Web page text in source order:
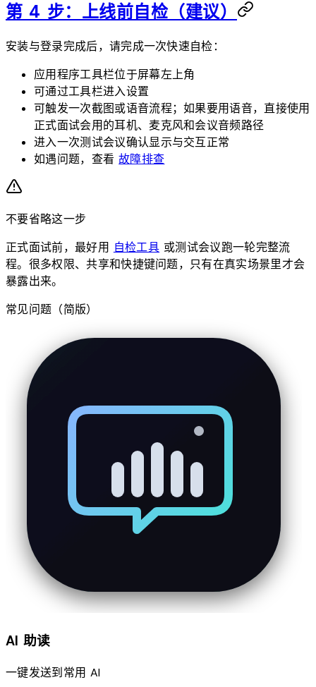
第 4 步：上线前自检（建议）
安装与登录完成后，请完成一次快速自检：
应用程序工具栏位于屏幕左上角
可通过工具栏进入设置
可触发一次截图或语音流程；如果要用语音，直接使用
正式面试会用的耳机、麦克风和会议音频路径
进入一次测试会议确认显示与交互正常
如遇问题，查看故障排查
不要省略这一步
正式面试前，最好用 自检工具 或测试会议跑一轮完整流
程。很多权限、共享和快捷键问题，只有在真实场景里才会
暴露出来。
常见问题（简版）
AI 助读
一键发送到常用 AI